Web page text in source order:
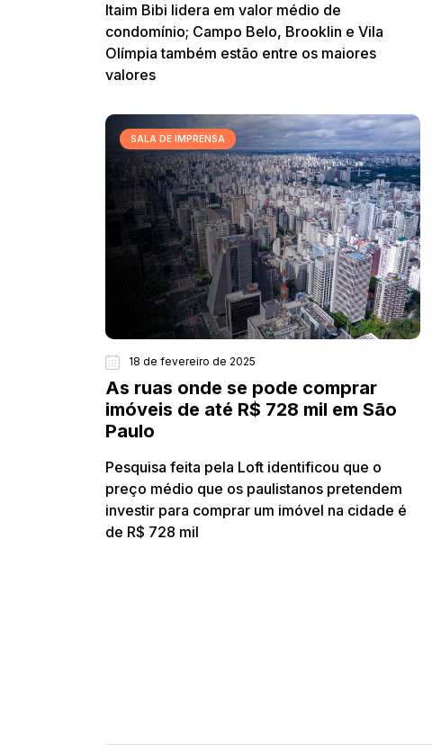
Itaim Bibi lidera em valor médio de
condomínio; Campo Belo, Brooklin e Vila
Olímpia também estão entre os maiores
valores
SALA DE IMPRENSA
18 de fevereiro de 2025
As ruas onde se pode comprar
imóveis de até R$ 728 mil em São
Paulo
Pesquisa feita pela Loft identificou que o
preço médio que os paulistanos pretendem
investir para comprar um imóvel na cidade é
de R$ 728 mil